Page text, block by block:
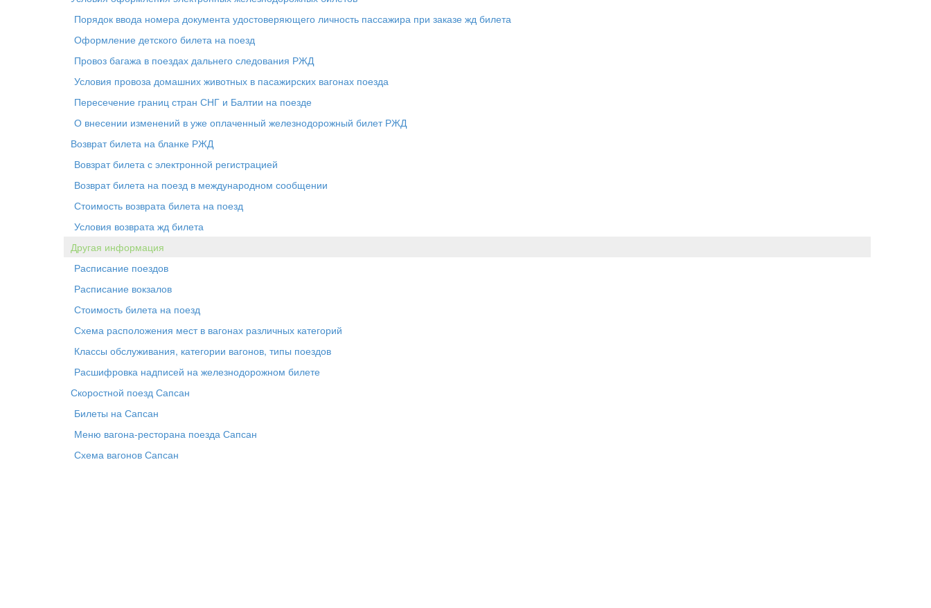
Порядок ввода номера документа удостоверяющего личность пассажира при заказе жд билета
Оформление детского билета на поезд
Провоз багажа в поездах дальнего следования РЖД
Условия провоза домашних животных в пасажирских вагонах поезда
Пересечение границ стран СНГ и Балтии на поезде
О внесении изменений в уже оплаченный железнодорожный билет РЖД
Возврат билета на бланке РЖД
Вовзрат билета с электронной регистрацией
Возврат билета на поезд в международном сообщении
Стоимость возврата билета на поезд
Условия возврата жд билета
Другая информация
Расписание поездов
Расписание вокзалов
Стоимость билета на поезд
Схема расположения мест в вагонах различных категорий
Классы обслуживания, категории вагонов, типы поездов
Расшифровка надписей на железнодорожном билете
Скоростной поезд Сапсан
Билеты на Сапсан
Меню вагона-ресторана поезда Сапсан
Схема вагонов Сапсан